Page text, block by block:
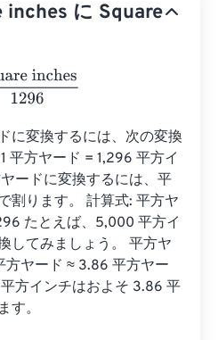
inches に Square
1296
に変換するには、次の変換
平方ヤード = 1,296 平方イ
ードに変換するには、平
割ります。 計算式: 平方ヤ
たとえば、5,000 平方イ
してみましょう。 平方ヤ
ヤード ≈ 3.86 平方ヤー
方インチはおよそ 3.86 平
す。